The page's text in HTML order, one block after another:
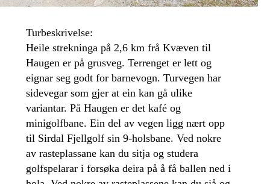
Turbeskrivelse:
Heile strekninga på 2,6 km frå Kvæven til
Haugen er på grusveg. Terrenget er lett og
eignar seg godt for barnevogn. Turvegen har
sidevegar som gjer at ein kan gå ulike
variantar. På Haugen er det kafé og
minigolfbane. Ein del av vegen ligg nært opp
til Sirdal Fjellgolf sin 9-holsbane. Ved nokre
av rasteplassane kan du sitja og studera
golfspelarar i forsøka deira på å få ballen ned i